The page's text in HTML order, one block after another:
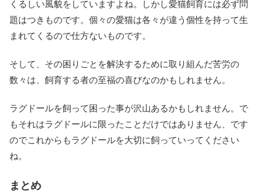
くるしい風貌をしていますよね。しかし愛猫飼育には必ず問
題はつきものです。個々の愛猫は各々が違う個性を持って生
まれてくるので仕方ないものです。
そして、その困りごとを解決するために取り組んだ苦労の
数々は、飼育する者の至福の喜びなのかもしれません。
ラグドールを飼って困った事が沢山あるかもしれません。で
もそれはラグドールに限ったことだけではありません、です
のでこれからもラグドールを大切に飼っていってください
ね。
まとめ